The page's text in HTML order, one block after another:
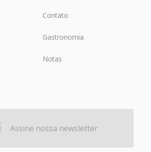
Contato
Gastronomia
Notas
Assine nossa newsletter